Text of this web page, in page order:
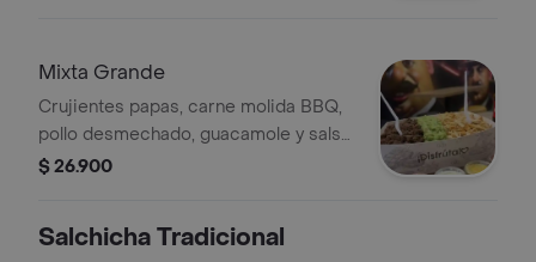
Mixta Grande
Crujientes papas, carne molida BBQ,
pollo desmechado, guacamole y salsa
al gusto. PARA DOS A TRES
$ 26.900
Salchicha Tradicional